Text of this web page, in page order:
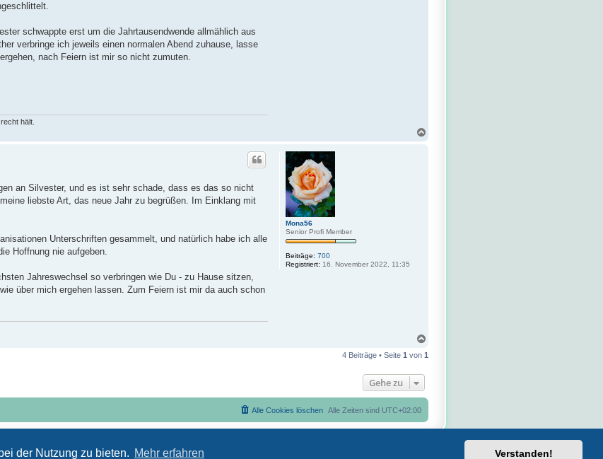
der Nutzung zu bieten. Mehr erfahren Verstanden!
schwappte erst um die Jahrtausendwende allmählich aus
verbringe ich jeweils einen normalen Abend zuhause, lasse
nach Feiern ist mir so nicht zumuten.
hält.
Mona56
Senior Profi Member
Beiträge: 700
Registriert: 16. November 2022, 11:35
an Silvester, und es ist sehr schade, dass es das so nicht
liebste Art, das neue Jahr zu begrüßen. Im Einklang mit
Unterschriften gesammelt, und natürlich habe ich alle
Hoffnung nie aufgeben.
Jahreswechsel so verbringen wie Du - zu Hause sitzen,
über mich ergehen lassen. Zum Feiern ist mir da auch schon
c
4 Beiträge • Seite 1 von 1
Gehe zu
Alle Zeiten sind UTC+02:00
Alle Cookies löschen
Powered by phpBB® Forum Software © phpBB Limited